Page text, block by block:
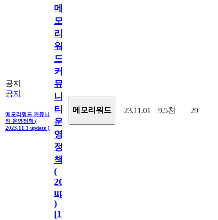
공지
공지
메모리워드 커뮤니
티 운영정책 (
2023.11.1 update )
메
모
리
워
드
커
뮤
니
티
운
영
정
책
(
2023.11.1
update
)
[110
메모리워드 23.11.01 9.5천 29